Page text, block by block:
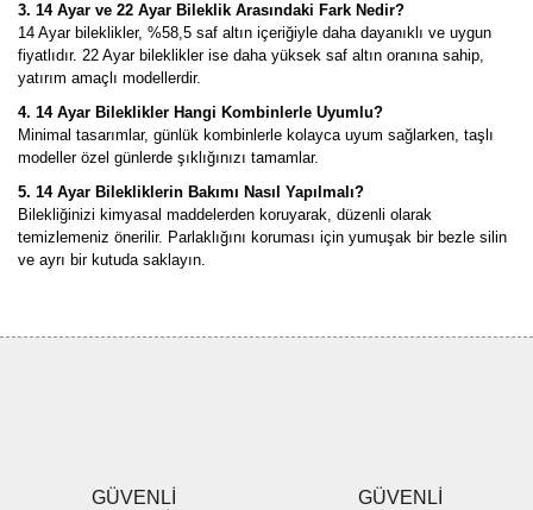
3. 14 Ayar ve 22 Ayar Bileklik Arasındaki Fark Nedir?
14 Ayar bileklikler, %58,5 saf altın içeriğiyle daha dayanıklı ve uygun
fiyatlıdır. 22 Ayar bileklikler ise daha yüksek saf altın oranına sahip,
yatırım amaçlı modellerdir.
4. 14 Ayar Bileklikler Hangi Kombinlerle Uyumlu?
Minimal tasarımlar, günlük kombinlerle kolayca uyum sağlarken, taşlı
modeller özel günlerde şıklığınızı tamamlar.
5. 14 Ayar Bilekliklerin Bakımı Nasıl Yapılmalı?
Bilekliğinizi kimyasal maddelerden koruyarak, düzenli olarak
temizlemeniz önerilir. Parlaklığını koruması için yumuşak bir bezle silin
ve ayrı bir kutuda saklayın.
GÜVENLİ
GÜVENLİ